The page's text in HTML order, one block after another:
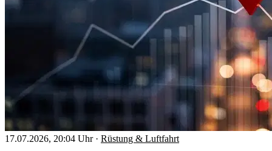
17.07.2026, 20:04 Uhr · Rüstung & Luftfahrt